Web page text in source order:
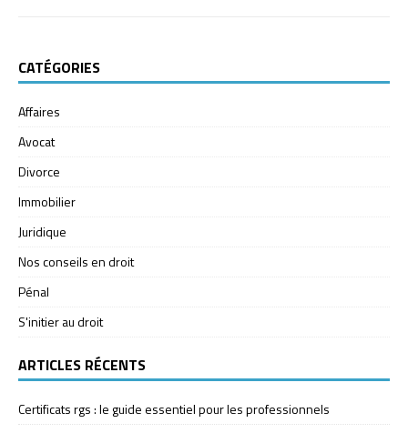
CATÉGORIES
Affaires
Avocat
Divorce
Immobilier
Juridique
Nos conseils en droit
Pénal
S'initier au droit
ARTICLES RÉCENTS
Certificats rgs : le guide essentiel pour les professionnels